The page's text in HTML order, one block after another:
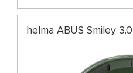
helma ABUS Smiley